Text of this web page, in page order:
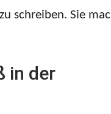
schreiben. Sie
in der